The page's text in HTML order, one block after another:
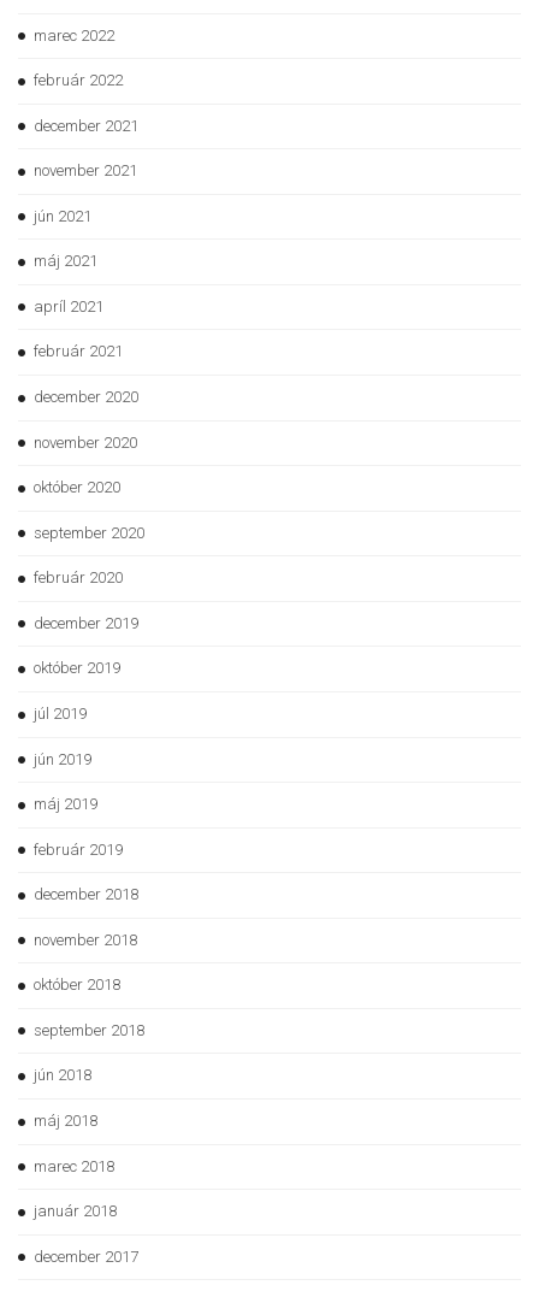
marec 2022
február 2022
december 2021
november 2021
jún 2021
máj 2021
apríl 2021
február 2021
december 2020
november 2020
október 2020
september 2020
február 2020
december 2019
október 2019
júl 2019
jún 2019
máj 2019
február 2019
december 2018
november 2018
október 2018
september 2018
jún 2018
máj 2018
marec 2018
január 2018
december 2017